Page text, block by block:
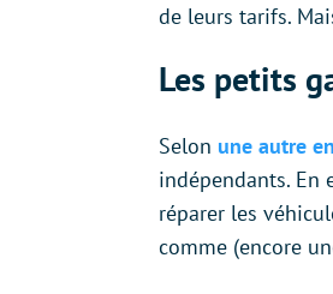
de leurs tarifs.
Les petits
Selon une autre
indépendants. En
réparer les
comme (encore